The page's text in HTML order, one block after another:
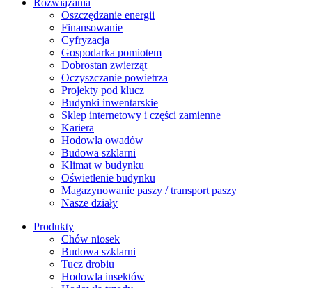
Rozwiązania
​Oszczędzanie energii
Finansowanie
Cyfryzacja
Gospodarka pomiotem
Dobrostan zwierząt
Oczyszczanie powietrza
Projekty pod klucz
Budynki inwentarskie
Sklep internetowy i części zamienne
Kariera
Hodowla owadów
Budowa szklarni
Klimat w budynku
Oświetlenie budynku
Magazynowanie paszy / transport paszy
Nasze działy
Produkty
Chów niosek
Budowa szklarni
Tucz drobiu
Hodowla insektów